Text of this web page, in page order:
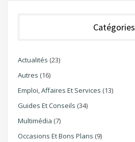
Catégories
Actualités (23)
Autres (16)
Emploi, Affaires Et Services (13)
Guides Et Conseils (34)
Multimédia (7)
Occasions Et Bons Plans (9)